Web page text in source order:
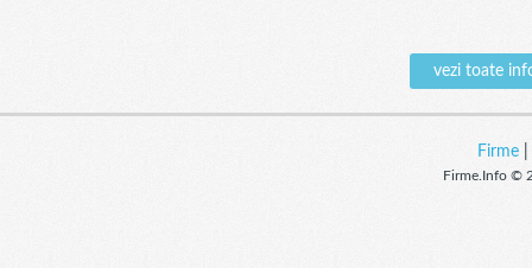
vezi toate
Firme|
Firme.Info ©